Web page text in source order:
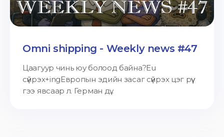
Omni shipping - Weekly news #47
Цаагуур чинь юу болоод байна?Eu
сүйрэх+ingЕвропын эдийн засаг сүйрэх цэг рүү
гээ явсаар л. Герман дү...